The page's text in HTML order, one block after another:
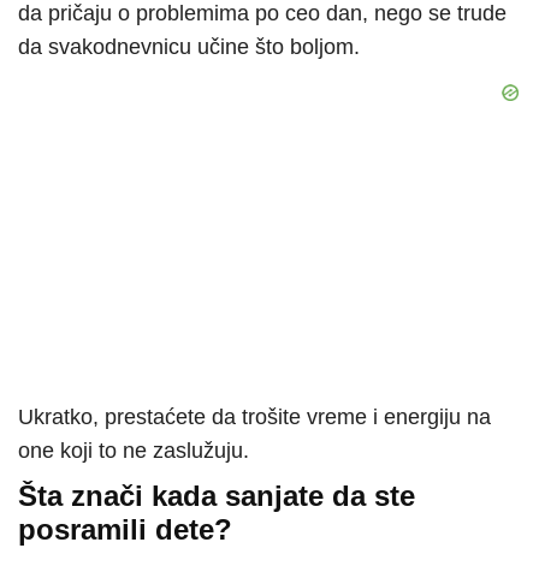
da pričaju o problemima po ceo dan, nego se trude
da svakodnevnicu učine što boljom.
Ukratko, prestaćete da trošite vreme i energiju na
one koji to ne zaslužuju.
Šta znači kada sanjate da ste
posramili dete?